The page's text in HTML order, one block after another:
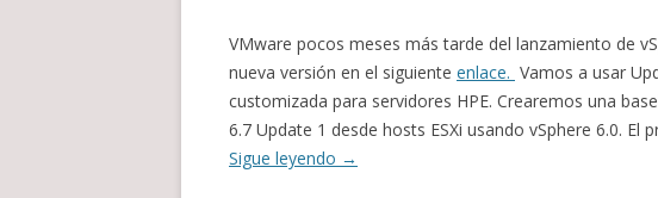
VMware pocos meses más tarde del lanzamiento de
nueva versión en el siguiente enlace. Vamos a usar
customizada para servidores HPE. Crearemos una
6.7 Update 1 desde hosts ESXi usando vSphere 6.0.
Sigue leyendo →